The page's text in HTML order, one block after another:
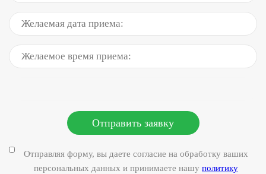
Отправить заявку
Отправляя форму, вы даете согласие на обработку ваших
персональных данных и принимаете нашу политику